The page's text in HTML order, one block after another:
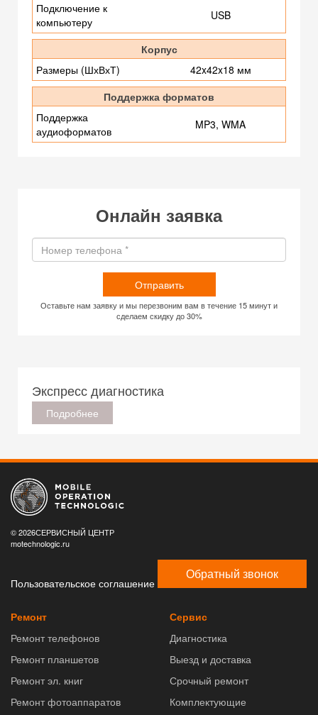
Подключение к
компьютеру
USB
Корпус
Размеры (ШхВхТ)
42x42x18 мм
Поддержка форматов
Поддержка
аудиоформатов
MP3, WMA
Онлайн заявка
Отправить
Оставьте нам заявку и мы перезвоним вам в течение 15 минут и
сделаем скидку до 30%
Экспресс диагностика
Подробнее
© 2026СЕРВИСНЫЙ ЦЕНТР
motechnologic.ru
Пользовательское соглашение
Обратный звонок
Ремонт
Ремонт телефонов
Ремонт планшетов
Ремонт эл. книг
Ремонт фотоаппаратов
Сервис
Диагностика
Выезд и доставка
Срочный ремонт
Комплектующие